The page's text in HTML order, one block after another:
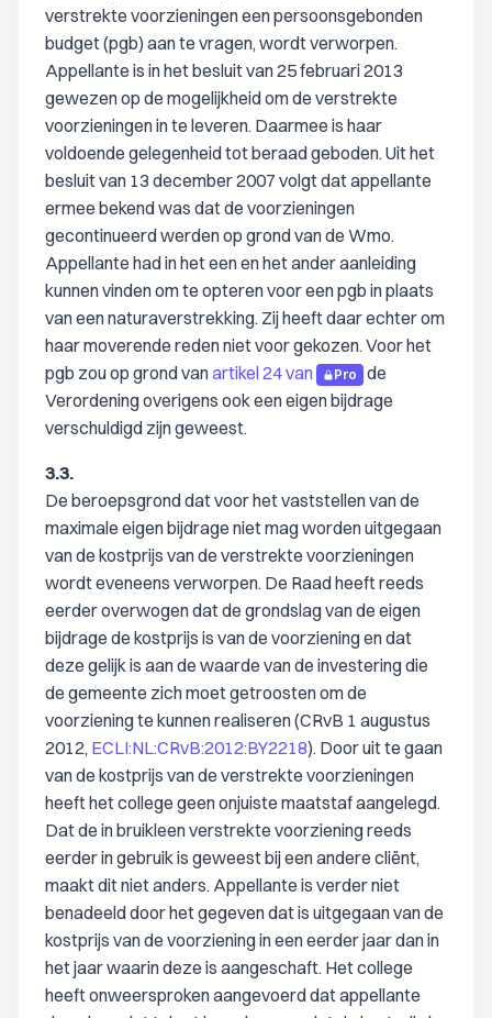
verstrekte voorzieningen een persoonsgebonden
budget (pgb) aan te vragen, wordt verworpen.
Appellante is in het besluit van 25 februari 2013
gewezen op de mogelijkheid om de verstrekte
voorzieningen in te leveren. Daarmee is haar
voldoende gelegenheid tot beraad geboden. Uit het
besluit van 13 december 2007 volgt dat appellante
ermee bekend was dat de voorzieningen
gecontinueerd werden op grond van de Wmo.
Appellante had in het een en het ander aanleiding
kunnen vinden om te opteren voor een pgb in plaats
van een naturaverstrekking. Zij heeft daar echter om
haar moverende reden niet voor gekozen. Voor het
pgb zou op grond vanartikel 24 van Pro
de
Verordening overigens ook een eigen bijdrage
verschuldigd zijn geweest.
3.3.
De beroepsgrond dat voor het vaststellen van de
maximale eigen bijdrage niet mag worden uitgegaan
van de kostprijs van de verstrekte voorzieningen
wordt eveneens verworpen. De Raad heeft reeds
eerder overwogen dat de grondslag van de eigen
bijdrage de kostprijs is van de voorziening en dat
deze gelijk is aan de waarde van de investering die
de gemeente zich moet getroosten om de
voorziening te kunnen realiseren (CRvB 1 augustus
2012, ECLI:NL:CRvB:2012:BY2218). Door uit te gaan
van de kostprijs van de verstrekte voorzieningen
heeft het college geen onjuiste maatstaf aangelegd.
Dat de in bruikleen verstrekte voorziening reeds
eerder in gebruik is geweest bij een andere cliënt,
maakt dit niet anders. Appellante is verder niet
benadeeld door het gegeven dat is uitgegaan van de
kostprijs van de voorziening in een eerder jaar dan in
het jaar waarin deze is aangeschaft. Het college
heeft onweersproken aangevoerd dat appellante